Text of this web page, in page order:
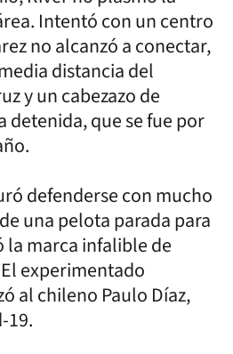
Intentó con un centro
no alcanzó a conectar,
distancia del
y un cabezazo de
detenida, que se fue por
defenderse con mucho
una pelota parada para
la marca infalible de
experimentado
al chileno Paulo Díaz,
19.